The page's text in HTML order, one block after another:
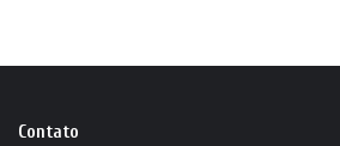
Contato